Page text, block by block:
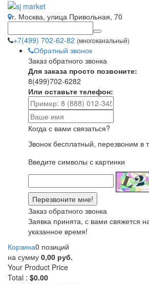
г. Москва, улица Привольная, 70
+7(499) 702-62-82 (многоканальный)
Обратный звонок
Заказ обратного звонка
Для заказа просто позвоните:
8(499)702-6282
Или оставьте телефон:
Когда с вами связаться?
Звонок бесплатный, перезвоним в
Введите символы с картинки
Заказ обратного звонка
Заявка принята, с вами свяжется
указанное время!
Корзина0 позиций
на сумму 0,00 руб.
Your Product Price
Total : $0.00